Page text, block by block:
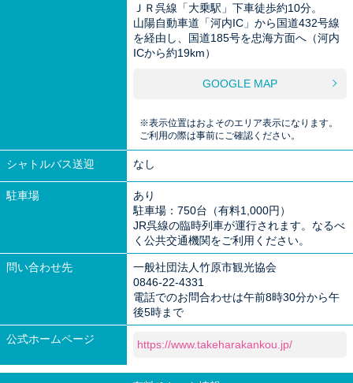
ＪＲ呉線「大乗駅」下車徒歩約10分。
山陽自動車道「河内IC」から国道432号線
を経由し、国道185号を忠海方面へ（河内
ICから約19km）
GOOGLE MAP
※表示位置はおよそのエリア表示になります。
ご利用の際は事前にご確認ください。
シャトルバス送迎 なし
駐車場
あり
駐車場：750台（有料1,000円）
JR呉線の臨時列車が運行されます。なるべ
く公共交通機関をご利用ください。
問い合わせ先
一般社団法人竹原市観光協会
0846-22-4331
電話でのお問合わせは午前8時30分から午
後5時まで
公式ホームページ https://www.takeharakankou.jp/